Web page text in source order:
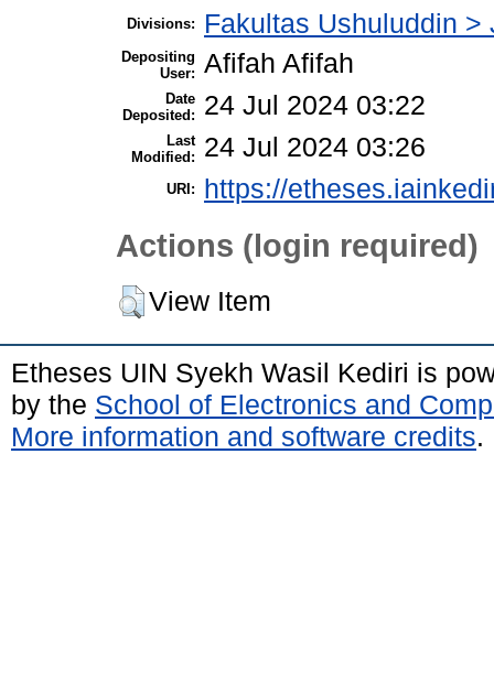
Divisions: Fakultas Ushuluddin >
Depositing
User: Afifah Afifah
Date
Deposited:
24 Jul 2024 03:22
Last
Modified:
24 Jul 2024 03:26
URI: https://
Actions (login required)
View Item
Etheses UIN Syekh Wasil Kediri is
by the School of Electronics and
More information and software credits.